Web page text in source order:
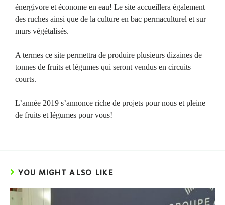
énergivore et économe en eau! Le site accueillera également
des ruches ainsi que de la culture en bac permaculturel et sur
murs végétalisés.
A termes ce site permettra de produire plusieurs dizaines de
tonnes de fruits et légumes qui seront vendus en circuits
courts.
L’année 2019 s’annonce riche de projets pour nous et pleine
de fruits et légumes pour vous!
YOU MIGHT ALSO LIKE